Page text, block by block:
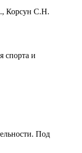
Корсун С.Н.
спорта и
Под